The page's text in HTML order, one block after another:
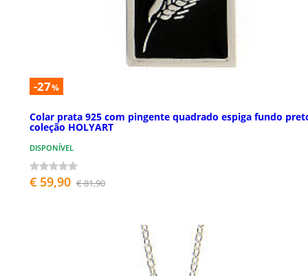
-27%
Colar prata 925 com pingente quadrado espiga fundo
coleção HOLYART
DISPONÍVEL
€ 59,90 € 81,90